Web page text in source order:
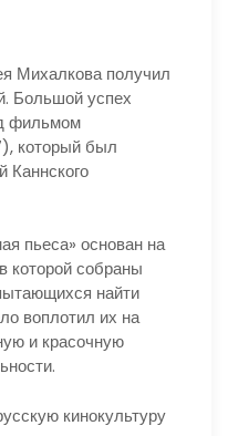
Михалкова получил
Большой успех
фильмом
который был
Каннского
пьеса» основан на
которой собраны
найти
воплотил их на
и красочную
кинокультуру